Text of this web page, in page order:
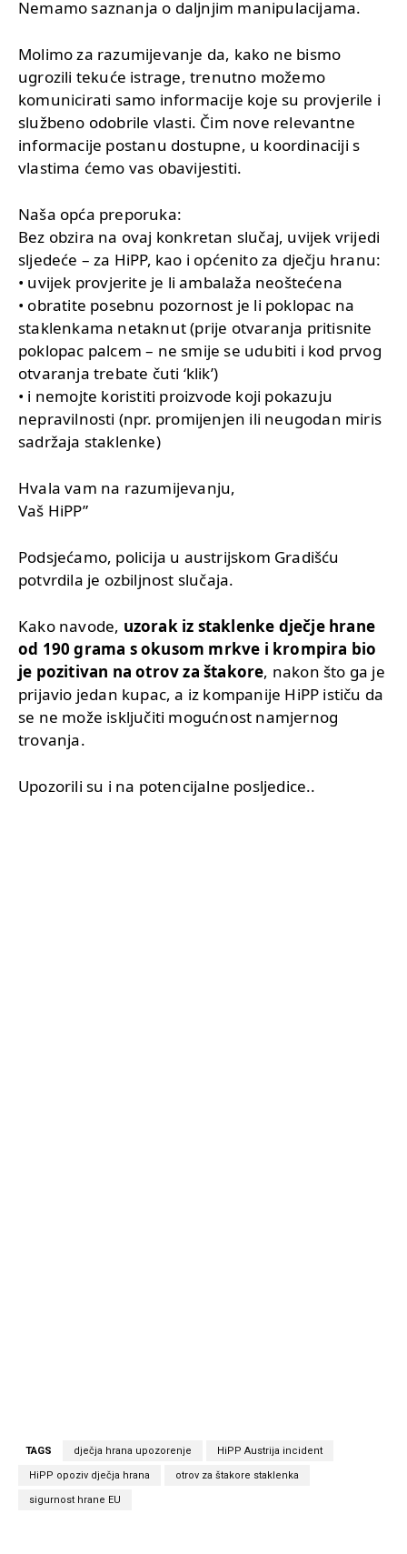
Nemamo saznanja o daljnjim manipulacijama.
Molimo za razumijevanje da, kako ne bismo
ugrozili tekuće istrage, trenutno možemo
komunicirati samo informacije koje su provjerile i
službeno odobrile vlasti. Čim nove relevantne
informacije postanu dostupne, u koordinaciji s
vlastima ćemo vas obavijestiti.
Naša opća preporuka:
Bez obzira na ovaj konkretan slučaj, uvijek vrijedi
sljedeće – za HiPP, kao i općenito za dječju hranu:
• uvijek provjerite je li ambalaža neoštećena
• obratite posebnu pozornost je li poklopac na
staklenkama netaknut (prije otvaranja pritisnite
poklopac palcem – ne smije se udubiti i kod prvog
otvaranja trebate čuti ‘klik’)
• i nemojte koristiti proizvode koji pokazuju
nepravilnosti (npr. promijenjen ili neugodan miris
sadržaja staklenke)
Hvala vam na razumijevanju,
Vaš HiPP”
Podsjećamo, policija u austrijskom Gradišću
potvrdila je ozbiljnost slučaja.
Kako navode, uzorak iz staklenke dječje hrane
od 190 grama s okusom mrkve i krompira bio
je pozitivan na otrov za štakore, nakon što ga je
prijavio jedan kupac, a iz kompanije HiPP ističu da
se ne može isključiti mogućnost namjernog
trovanja.
Upozorili su i na potencijalne posljedice..
TAGS dječja hrana upozorenje HiPP Austrija incident
HiPP opoziv dječja hrana otrov za štakore staklenka
sigurnost hrane EU